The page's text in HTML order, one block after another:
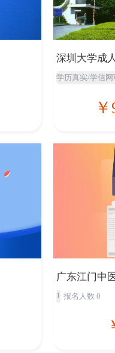
深圳大学成
学历真实/学信网
广东江门中
1 报名人数 0